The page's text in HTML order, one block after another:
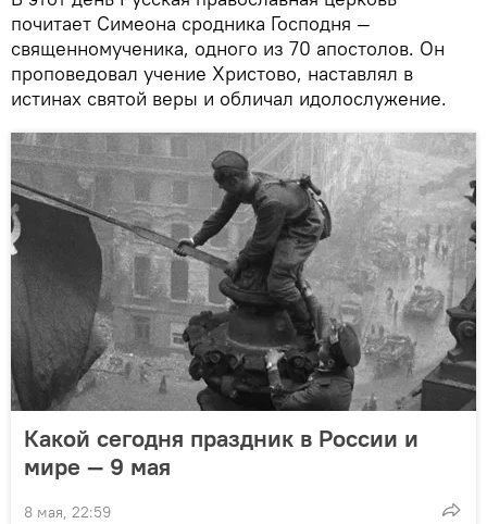
почитает Симеона сродника Господня —
священномученика, одного из 70 апостолов. Он
проповедовал учение Христово, наставлял в
истинах святой веры и обличал идолослужение.
Какой сегодня праздник в России и
мире — 9 мая
8 мая, 22:59